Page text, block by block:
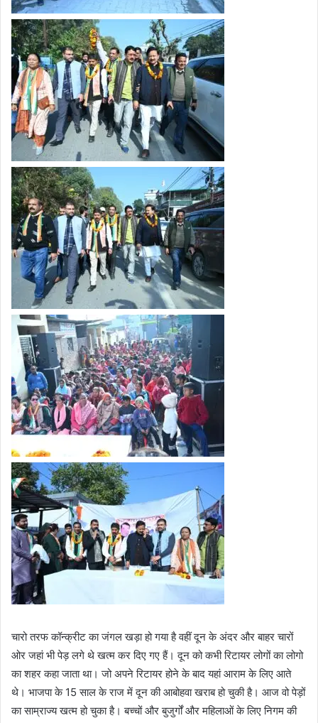
चारो तरफ कॉन्क्रीट का जंगल खड़ा हो गया है वहीं दून के अंदर और बाहर चारों
ओर जहां भी पेड़ लगे थे खत्म कर दिए गए हैं। दून को कभी रिटायर लोगों का लोगो
का शहर कहा जाता था। जो अपने रिटायर होने के बाद यहां आराम के लिए आते
थे। भाजपा के 15 साल के राज में दून की आबोहवा खराब हो चुकी है। आज वो पेड़ों
का साम्राज्य खत्म हो चुका है। बच्चों और बुजुर्गों और महिलाओं के लिए निगम की